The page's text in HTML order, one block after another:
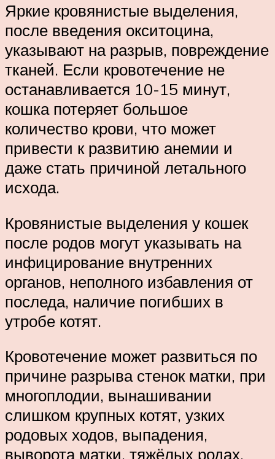
Яркие кровянистые выделения,
после введения окситоцина,
указывают на разрыв, повреждение
тканей. Если кровотечение не
останавливается 10-15 минут,
кошка потеряет большое
количество крови, что может
привести к развитию анемии и
даже стать причиной летального
исхода.
Кровянистые выделения у кошек
после родов могут указывать на
инфицирование внутренних
органов, неполного избавления от
последа, наличие погибших в
утробе котят.
Кровотечение может развиться по
причине разрыва стенок матки, при
многоплодии, вынашивании
слишком крупных котят, узких
родовых ходов, выпадения,
выворота матки, тяжёлых родах.